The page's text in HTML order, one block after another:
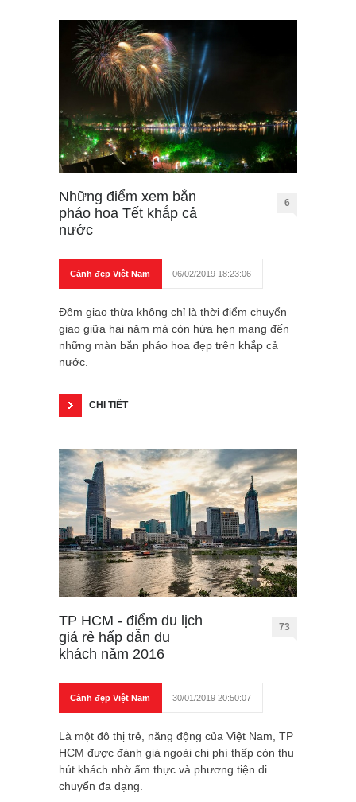
Những điểm xem bắn
pháo hoa Tết khắp cả
nước
6
Cảnh đẹp Việt Nam 06/02/2019 18:23:06
Đêm giao thừa không chỉ là thời điểm chuyển
giao giữa hai năm mà còn hứa hẹn mang đến
những màn bắn pháo hoa đẹp trên khắp cả
nước.
CHI TIẾT
TP HCM - điểm du lịch
giá rẻ hấp dẫn du
khách năm 2016
73
Cảnh đẹp Việt Nam 30/01/2019 20:50:07
Là một đô thị trẻ, năng động của Việt Nam, TP
HCM được đánh giá ngoài chi phí thấp còn thu
hút khách nhờ ẩm thực và phương tiện di
chuyển đa dạng.